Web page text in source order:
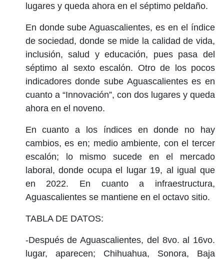
lugares y queda ahora en el séptimo peldaño.
En donde sube Aguascalientes, es en el índice
de sociedad, donde se mide la calidad de vida,
inclusión, salud y educación, pues pasa del
séptimo al sexto escalón. Otro de los pocos
indicadores donde sube Aguascalientes es en
cuanto a “Innovación”, con dos lugares y queda
ahora en el noveno.
En cuanto a los índices en donde no hay
cambios, es en; medio ambiente, con el tercer
escalón; lo mismo sucede en el mercado
laboral, donde ocupa el lugar 19, al igual que
en 2022. En cuanto a infraestructura,
Aguascalientes se mantiene en el octavo sitio.
TABLA DE DATOS:
-Después de Aguascalientes, del 8vo. al 16vo.
lugar, aparecen; Chihuahua, Sonora, Baja